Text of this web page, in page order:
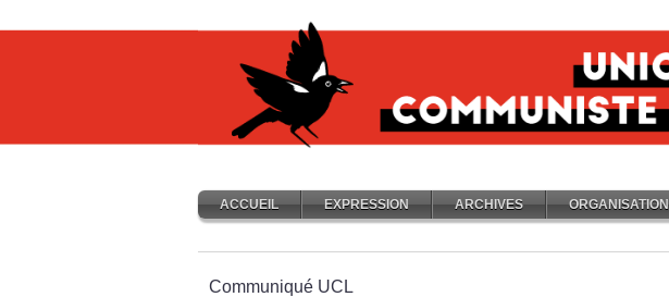
ACCUEIL EXPRESSION ARCHIVES ORGANISATION
Communiqué UCL